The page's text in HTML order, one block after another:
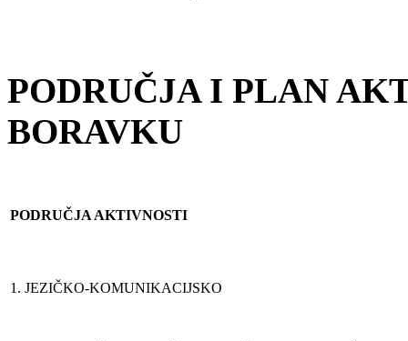
PODRUČJA I PLAN
BORAVKU
PODRUČJA AKTIVNOSTI
1. JEZIČKO-KOMUNIKACIJSKO